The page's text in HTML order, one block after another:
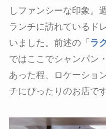
しファンシーな印象。
ランチに訪れているド
いました。前述の「 ラ
ではここでシャンパン
あった程、ロケーショ
チにぴったりのお店です